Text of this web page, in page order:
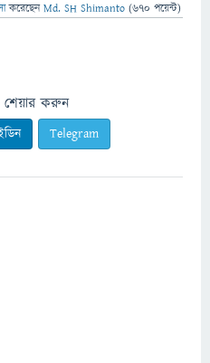
করেছেনMd. SH Shimanto (670 পয়েন্ট)
শেয়ার করুন
Telegram